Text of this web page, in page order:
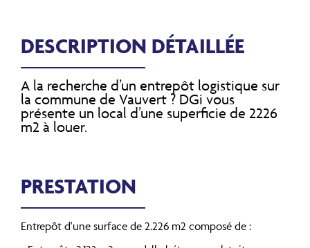
DESCRIPTION DÉTAILLÉE
A la recherche d’un entrepôt logistique sur
la commune de Vauvert ? DGi vous
présente un local d’une superficie de 2226
m2 à louer.
PRESTATION
Entrepôt d'une surface de 2.226 m2 composé de :